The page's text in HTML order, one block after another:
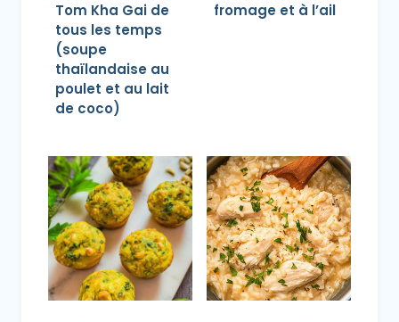
Tom Kha Gai de
tous les temps
(soupe
thaïlandaise au
poulet et au lait
de coco)
fromage et à l’ail